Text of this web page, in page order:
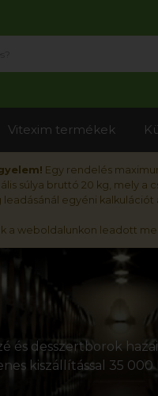
Egy rendelés
súlya bruttó 20 kg, mely
egyéni
a weboldalunkon leadott
Vitexim termékek
és desszertborok
kiszállítással 35